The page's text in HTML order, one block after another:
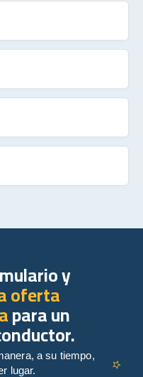
y
oferta
para un
a su tiempo,
lugar.